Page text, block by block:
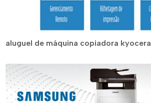
aluguel de máquina copiadora kyocera